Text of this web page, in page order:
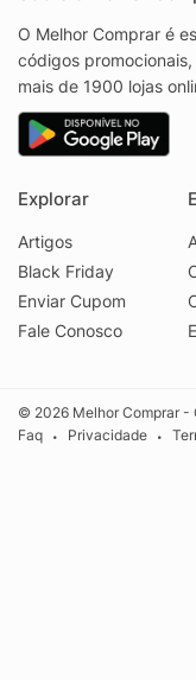
O Melhor Comprar é
códigos
mais de 1900 lojas
Explorar
Artigos
Black Friday
Enviar Cupom
Fale Conosco
© 2026 Melhor Comprar -
Faq
• Privacidade •